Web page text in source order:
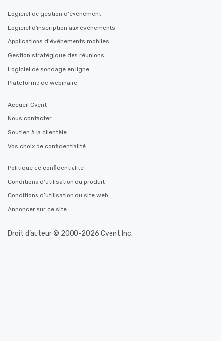
Logiciel de gestion d'événement
Logiciel d'inscription aux événements
Applications d'événements mobiles
Gestion stratégique des réunions
Logiciel de sondage en ligne
Plateforme de webinaire
Accueil Cvent
Nous contacter
Soutien à la clientèle
Vos choix de confidentialité
Politique de confidentialité
Conditions d’utilisation du produit
Conditions d’utilisation du site web
Annoncer sur ce site
Droit d’auteur © 2000-2026 Cvent Inc.